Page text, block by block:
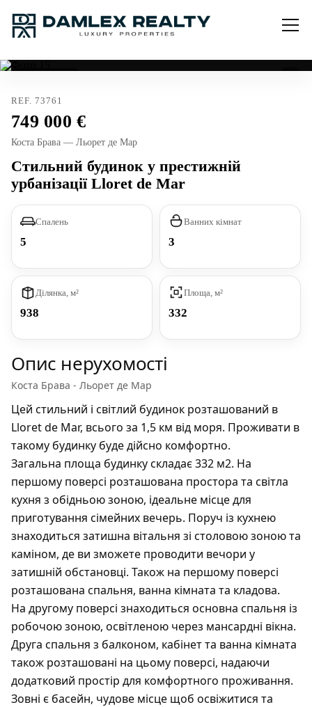
REF. 73761
749 000
Коста Брава — Льорет де Мар
Стильний будинок у престижній
урбанізації Lloret de Mar
Спалень
5
Ванних кімнат
3
Ділянка, м²
938
Площа, м²
332
Опис нерухомості
Коста Брава - Льорет де Мар
Цей стильний і світлий будинок розташований в
Lloret de Mar, всього за 1,5 км від моря. Проживати в
такому будинку буде дійсно комфортно.
Загальна площа будинку складає 332 м2. На
першому поверсі розташована простора та світла
кухня з обідньою зоною, ідеальне місце для
приготування сімейних вечерь. Поруч із кухнею
знаходиться затишна вітальня зі столовою зоною та
каміном, де ви зможете проводити вечори у
затишній обстановці. Також на першому поверсі
розташована спальня, ванна кімната та кладова.
На другому поверсі знаходиться основна спальня із
робочою зоною, освітленою через мансардні вікна.
Друга спальня з балконом, кабінет та ванна кімната
також розташовані на цьому поверсі, надаючи
додатковий простір для комфортного проживання.
Зовні є басейн, чудове місце щоб освіжитися та